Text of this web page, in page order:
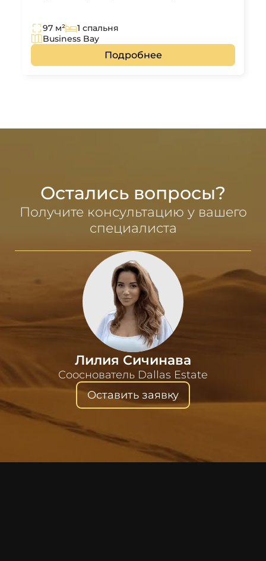
97 м²
1 спальня
Business Bay
Подробнее
Остались вопросы?
Получите консультацию у вашего
специалиста
Лилия Сичинава
Сооснователь Dallas Estate
Оставить заявку